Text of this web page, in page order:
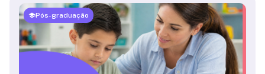
Pós-graduação